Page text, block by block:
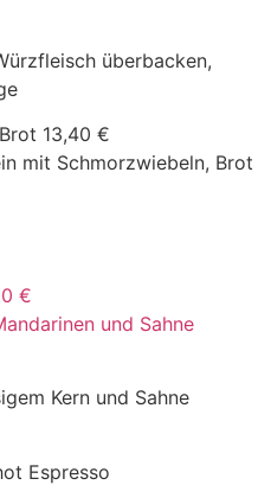
überbacken,
13,40 €
mit Schmorzwiebeln, Brot
€
und Sahne
Kern und Sahne
Espresso